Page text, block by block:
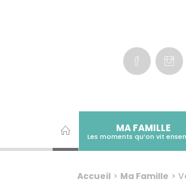
MA FAMILLE
Les moments qu’on vit
Accueil> Ma Famille >